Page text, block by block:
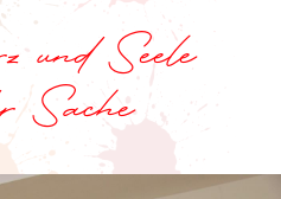
Seele
Sache